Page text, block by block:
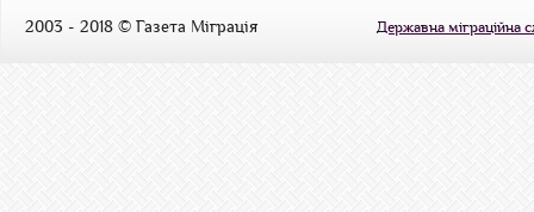
2003 - 2018 © Газета Міграція Державна міграційна